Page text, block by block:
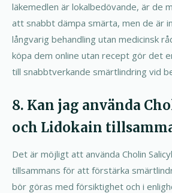
läkemedlen är lokalbedövande, är de
att snabbt dämpa smärta, men de är
långvarig behandling utan medicinsk
köpa dem online utan recept gör det
till snabbtverkande smärtlindring vid
8. Kan jag använda
och Lidokain
Det är möjligt att använda Cholin
tillsammans för att förstärka
bör göras med försiktighet och i